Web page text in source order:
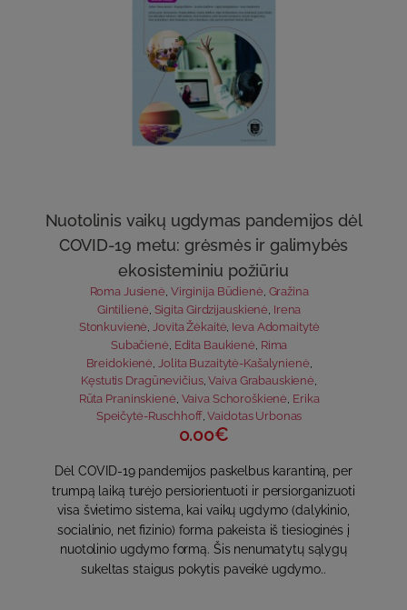
Nuotolinis vaikų ugdymas pandemijos dėl
COVID-19 metu: grėsmės ir galimybės
ekosisteminiu požiūriu
Roma Jusienė, Virginija Būdienė, Gražina
Gintilienė Sigita Girdzijauskienė Irena
Stonkuvienė,Jovita Žėkaitė, Ieva Adomaitytė
Subačienė Edita Baukienė Rima
Breidokienė
Jolita Buzaitytė-Kašalynienė
Kęstutis Dragūnevičius,Vaiva Grabauskienė,
Rūta Praninskienė Vaiva Schoroškienė Erika
Speičytė-Ruschhoff,Vaidotas Urbonas
0.00€
Dėl COVID-19 pandemijos paskelbus karantiną, per
trumpą laiką turėjo persiorientuoti ir persiorganizuoti
visa švietimo sistema, kai vaikų ugdymo (dalykinio,
socialinio, net fizinio) forma pakeista iš tiesioginės į
nuotolinio ugdymo formą. Šis nenumatytų sąlygų
sukeltas staigus pokytis paveikė ugdymo..